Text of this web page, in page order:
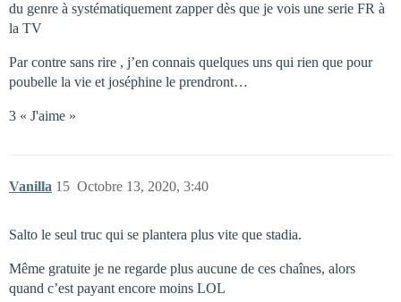
du genre à systématiquement zapper dès que je vois une serie FR à
la TV
Par contre sans rire , j’en connais quelques uns qui rien que pour
poubelle la vie et joséphine le prendront…
3 « J'aime »
Vanilla Octobre 13, 2020, 3:40
15
Salto le seul truc qui se plantera plus vite que stadia.
Même gratuite je ne regarde plus aucune de ces chaînes, alors
quand c’est payant encore moins LOL